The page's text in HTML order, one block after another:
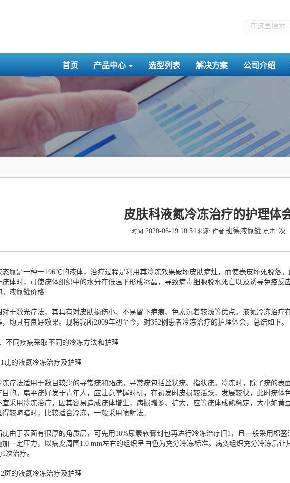
首页 产品中心 选型列表 解决方案 公司介绍
皮肤科液氮冷冻治疗的护理体
时间:2020-06-19 10:51来源: 作者:班德液氮罐 点击: 次
态氮是一种一196℃的液体，治疗过程是利用其冷冻效果破坏皮肤病灶，而使表皮坏死脱落
疣体时，可使疣体组织中的水分在低温下形成冰晶，导致病毒细胞脱水死亡以及诱导免疫反
液氮罐价格
对于激光疗法，其具有对皮肤损伤小、不易留下疤痕、色素沉着较浅等优点。液氮冷冻治疗
，均具有良好效果。现将我所2009年初至今，对352例患者冷冻治疗的护理体会，总结如下。
不同疾病采取不同的冷冻方法和护理
疣的液氮冷冻治疗及护理
冻疗法适用于数目较少的寻常疣和跖疣。寻常疣包括丝状疣、指状疣。冷冻时，除了疣的表
目的。扁平疣好发于青年人，应注意掌握时机，在初发时皮损较活跃，发展较快，此时疣体
宜采用冷冻治疗，因其容易造成疣体增生，病损增多、扩大，应等疣体成熟稳定，大小如黄
得较晦暗时，比较适合冷冻，一般采用喷射法。
疣由于表面有很厚的角质层，可先用10%尿素软膏封包再进行冷冻治疗旧1，且一般采用棉
加一定压力，以病变周围1.0 mm左右的组织呈白色为充分冷冻标准。病变组织充分冷冻后让
1次治疗。
斑的液氮冷冻治疗及护理